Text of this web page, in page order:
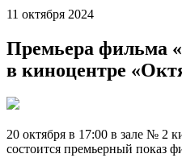
11 октября 2024
Премьера фильма
в киноцентре
20 октября в 17:00 в зале № 2
состоится премьерный показ